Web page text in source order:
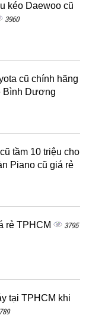
kéo Daewoo cũ
3960
cũ chính hãng
Bình Dương
tầm 10 triệu cho
Piano cũ giá rẻ
rẻ TPHCM 3795
tại TPHCM khi